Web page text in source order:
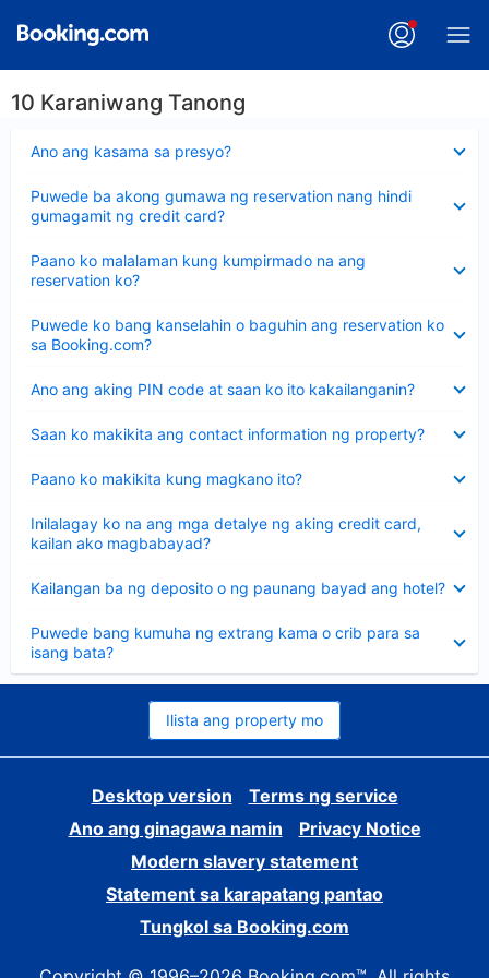
10 Karaniwang Tanong
Ano ang kasama sa presyo?
ang
Puwede ba akong gumawa ng reservation nang hindi
gumagamit ng credit card?
ang
sagot
Paano ko malalaman kung kumpirmado na ang
reservation ko?
ang
sagot
Puwede ko bang kanselahin o baguhin ang reservation ko
sa Booking.com?
ang
sagot
Ano ang aking PIN code at saan ko ito kakailanganin?
ang
Saan ko makikita ang contact information ng property?
ang
Paano ko makikita kung magkano ito?
ang
Inilalagay ko na ang mga detalye ng aking credit card,
kailan ako magbabayad?
ang
sagot
Kailangan ba ng deposito o ng paunang bayad ang hotel?
ang
Puwede bang kumuha ng extrang kama o crib para sa
isang bata?
ang
sagot
Ilista ang property mo
Desktop version
Terms ng service
Ano ang ginagawa namin
Privacy Notice
Modern slavery statement
Statement sa karapatang pantao
Tungkol sa Booking.com